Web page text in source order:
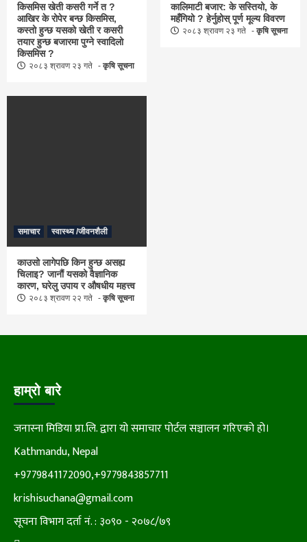
किसमिस खेती कसरी गर्ने त ?
आखिर के रोपेर बन्छ किसमिस,
कस्तो हुन्छ यसको खेती र कसरी
तयार हुन्छ बजारमा पुग्ने स्वादिलो
किसमिस ?
२०८३ श्रावण २३ गते कृषि सूचना
कालिमाटी बजार: के सस्तियो, के
महँगियो ? हेर्नुहोस् पूर्ण मूल्य विवरण
२०८३ श्रावण २३ गते कृषि सूचना
समाचार स्वास्थ्य /जीवनशैली
काउसो लागेपछि किन हुन्छ असह्य
चिलाइ? जानौं यसको वैज्ञानिक
कारण, घरेलु उपाय र औषधीय महत्त्व
२०८३ श्रावण २२ गते कृषि सूचना
हाम्रो बारे
जनास्ना मिडिया प्रा.लि. द्वारा यो समाचार पोर्टल सञ्चालन गरिएको हो।
Kathmandu, Nepal
+9779841172090,+9779843857711
krishisuchana@gmail.com
सूचना विभाग दर्ता नं. : ३०९० - २०७८/७९